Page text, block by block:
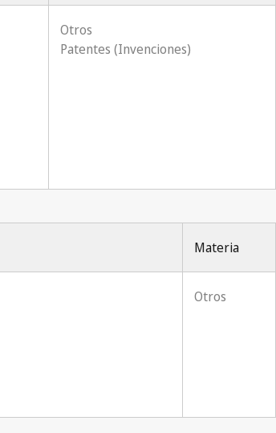
Otros
Patentes (Invenciones)
Materia
Otros